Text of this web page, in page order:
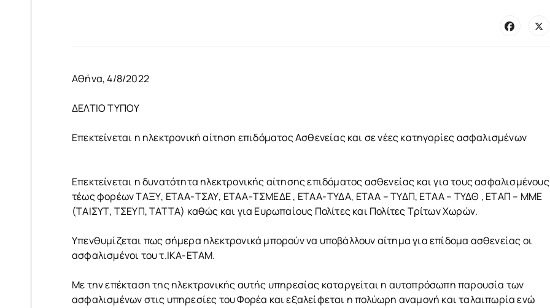
Αθήνα, 4/8/2022
ΔΕΛΤΙΟ ΤΥΠΟΥ
Επεκτείνεται η ηλεκτρονική αίτηση επιδόματος Ασθενείας και σε νέες κατηγορίες ασφαλισμένων
Επεκτείνεται η δυνατότητα ηλεκτρονικής αίτησης επιδόματος ασθενείας και για τους
τέως φορέων ΤΑΞΥ, ΕΤΑΑ-ΤΣΑΥ, ΕΤΑΑ-ΤΣΜΕΔΕ , ΕΤΑΑ-ΤΥΔΑ, ΕΤΑΑ – ΤΥΔΠ, ΕΤΑΑ – ΤΥΔΘ , ΕΤΑΠ – ΜΜΕ
(ΤΑΙΣΥΤ, ΤΣΕΥΠ, ΤΑΤΤΑ) καθώς και για Ευρωπαίους Πολίτες και Πολίτες Τρίτων Χωρών.
Υπενθυμίζεται πως σήμερα ηλεκτρονικά μπορούν να υποβάλλουν αίτημα για επίδομα ασθενείας οι
ασφαλισμένοι του τ.ΙΚΑ-ΕΤΑΜ.
Με την επέκταση της ηλεκτρονικής αυτής υπηρεσίας καταργείται η αυτοπρόσωπη παρουσία των
ασφαλισμένων στις υπηρεσίες του Φορέα και εξαλείφεται η πολύωρη αναμονή και ταλαιπωρία ενώ